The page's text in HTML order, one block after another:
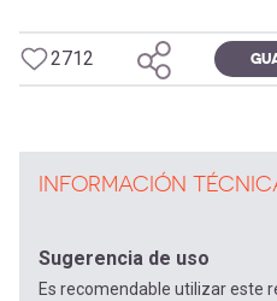
2712
INFORMACIÓN
Sugerencia de uso
Es recomendable utilizar este